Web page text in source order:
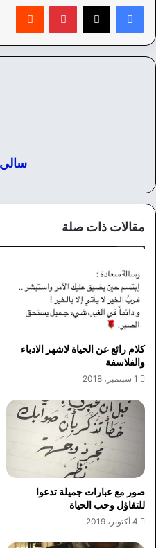
بينتيريست
مقالات ذات صلة
كلام رائع عن الحياة لاشهر الادباء
والفلاسفة
1 سبتمبر، 2018
صور مع عبارات جميلة تدعوا
للتفاؤل وحب الحياة
4 أكتوبر، 2019